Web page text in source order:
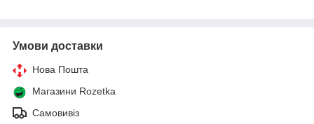
Умови доставки
Нова Пошта
Магазини Rozetka
Самовивіз